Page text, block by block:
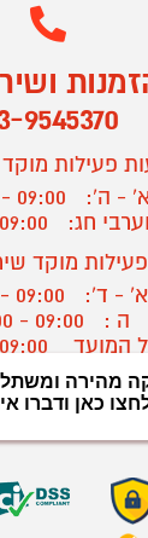
9545370
פעילות
- ה':
09:00 - 18:00
חג:
09:00 - 13:00
מוקד
א' - ד':
09:00 - 16:30
ה :
09:00 - 16:00
המועד
קשר/ביטול